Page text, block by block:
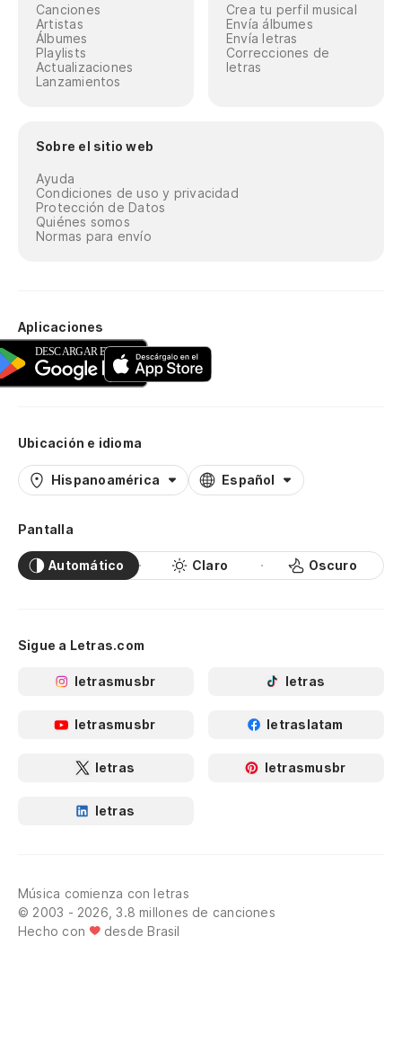
Canciones
Artistas
Álbumes
Playlists
Actualizaciones
Lanzamientos
Crea tu perfil musical
Envía álbumes
Envía letras
Correcciones de
letras
Sobre el sitio web
Ayuda
Condiciones de uso y privacidad
Protección de Datos
Quiénes somos
Normas para envío
Aplicaciones
Ubicación e idioma
Hispanoamérica Español
Pantalla
Automático Claro Oscuro
Sigue a Letras.com
letrasmusbr letras
letrasmusbr letraslatam
letras letrasmusbr
letras
Música comienza con letras
© 2003 - 2026, 3.8 millones de canciones
Hecho con
desde Brasil